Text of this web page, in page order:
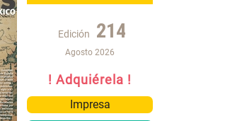
Edición 214
Agosto 2026
! Adquiérela !
Impresa